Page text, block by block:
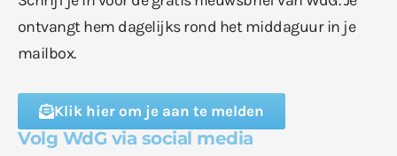
ontvangt hem dagelijks rond het middaguur in je
mailbox.
Klik hier om je aan te melden
Volg WdG via social media